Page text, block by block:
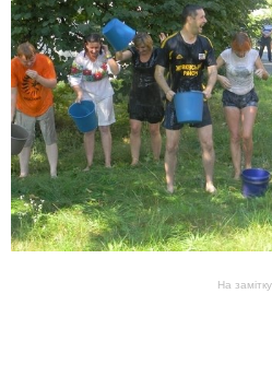
На замітку